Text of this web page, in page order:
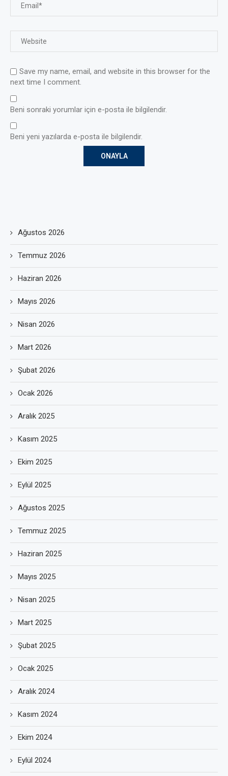
Save my name, email, and website in this browser for the
next time I comment.
Beni sonraki yorumlar için e-posta ile bilgilendir.
Beni yeni yazılarda e-posta ile bilgilendir.
Ağustos 2026
Temmuz 2026
Haziran 2026
Mayıs 2026
Nisan 2026
Mart 2026
Şubat 2026
Ocak 2026
Aralık 2025
Kasım 2025
Ekim 2025
Eylül 2025
Ağustos 2025
Temmuz 2025
Haziran 2025
Mayıs 2025
Nisan 2025
Mart 2025
Şubat 2025
Ocak 2025
Aralık 2024
Kasım 2024
Ekim 2024
Eylül 2024